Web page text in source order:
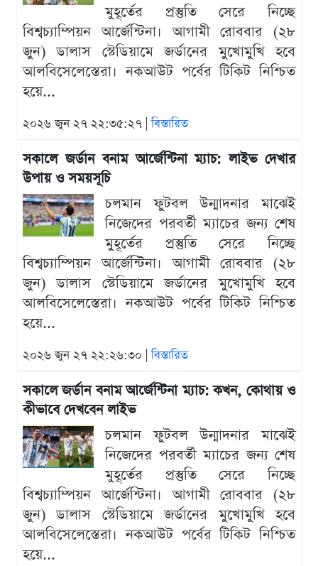
মুহূর্তের প্রস্তুতি সেরে নিচ্ছে
বিশ্বচ্যাম্পিয়ন আর্জেন্টিনা। আগামী রোববার (২৮
জুন) ডালাস স্টেডিয়ামে জর্ডানের মুখোমুখি হবে
আলবিসেলেস্তেরা। নকআউট পর্বের টিকিট নিশ্চিত
হয়ে...
২০২৬ জুন ২৭ ২২:৩৫:২৭ |বিস্তারিত
সকালে জর্ডান বনাম আর্জেন্টিনা ম্যাচ: লাইভ দেখার
উপায় ও সময়সূচি
চলমান ফুটবল উন্মাদনার মাঝেই
নিজেদের পরবর্তী ম্যাচের জন্য শেষ
মুহূর্তের প্রস্তুতি সেরে নিচ্ছে
বিশ্বচ্যাম্পিয়ন আর্জেন্টিনা। আগামী রোববার (২৮
জুন) ডালাস স্টেডিয়ামে জর্ডানের মুখোমুখি হবে
আলবিসেলেস্তেরা। নকআউট পর্বের টিকিট নিশ্চিত
হয়ে...
২০২৬ জুন ২৭ ২২:২৬:৩০ |বিস্তারিত
সকালে জর্ডান বনাম আর্জেন্টিনা ম্যাচ: কখন, কোথায় ও
কীভাবে দেখবেন লাইভ
চলমান ফুটবল উন্মাদনার মাঝেই
নিজেদের পরবর্তী ম্যাচের জন্য শেষ
মুহূর্তের প্রস্তুতি সেরে নিচ্ছে
বিশ্বচ্যাম্পিয়ন আর্জেন্টিনা। আগামী রোববার (২৮
জুন) ডালাস স্টেডিয়ামে জর্ডানের মুখোমুখি হবে
আলবিসেলেস্তেরা। নকআউট পর্বের টিকিট নিশ্চিত
হয়ে...